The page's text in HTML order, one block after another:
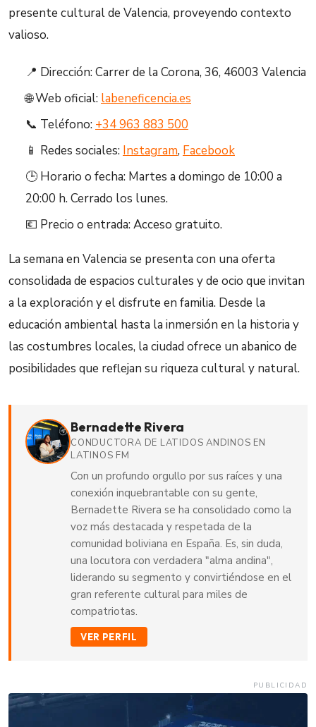
presente cultural de Valencia, proveyendo contexto
valioso.
📍 Dirección: Carrer de la Corona, 36, 46003 Valencia
🌐 Web oficial: labeneficencia.es
📞 Teléfono: +34 963 883 500
📱 Redes sociales: Instagram, Facebook
🕒 Horario o fecha: Martes a domingo de 10:00 a
20:00 h. Cerrado los lunes.
💶 Precio o entrada: Acceso gratuito.
La semana en Valencia se presenta con una oferta
consolidada de espacios culturales y de ocio que invitan
a la exploración y el disfrute en familia. Desde la
educación ambiental hasta la inmersión en la historia y
las costumbres locales, la ciudad ofrece un abanico de
posibilidades que reflejan su riqueza cultural y natural.
Bernadette Rivera
CONDUCTORA DE LATIDOS ANDINOS EN
LATINOS FM
Con un profundo orgullo por sus raíces y una
conexión inquebrantable con su gente,
Bernadette Rivera se ha consolidado como la
voz más destacada y respetada de la
comunidad boliviana en España. Es, sin duda,
una locutora con verdadera "alma andina",
liderando su segmento y convirtiéndose en el
gran referente cultural para miles de
compatriotas.
VER PERFIL
PUBLICIDAD